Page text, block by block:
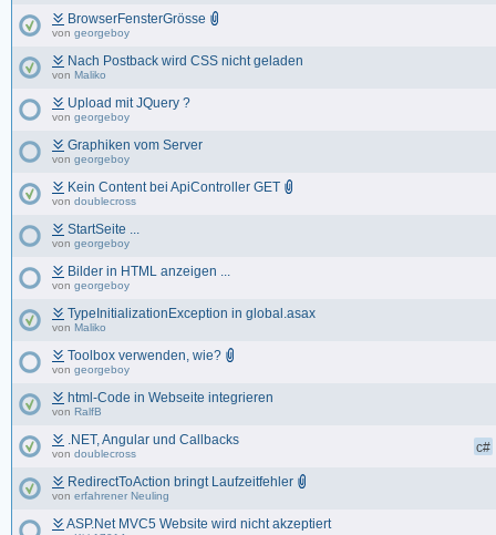
BrowserFensterGrösse
von georgeboy
Nach Postback wird CSS nicht geladen
von Maliko
Upload mit JQuery ?
von georgeboy
Graphiken vom Server
von georgeboy
Kein Content bei ApiController GET
von doublecross
StartSeite ...
von georgeboy
Bilder in HTML anzeigen ...
von georgeboy
TypeInitializationException in global.asax
von Maliko
Toolbox verwenden, wie?
von georgeboy
html-Code in Webseite integrieren
von RalfB
c#
.NET, Angular und Callbacks
von doublecross
RedirectToAction bringt Laufzeitfehler
von erfahrener Neuling
ASP.Net MVC5 Website wird nicht akzeptiert